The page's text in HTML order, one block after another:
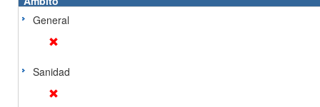
General
Sanidad